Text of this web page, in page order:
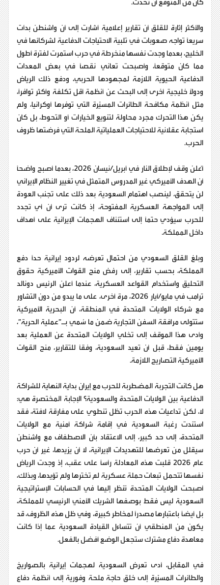
كان من المتوقع أن تحدث.
والأكثر إثارة للقلق أن تقارير إعلامية أشارت إلى أن واشنطن بدأت
سريعًا تواجه صعوبات في تلبية الاحتياجات الدفاعية لشركائها في
الخليج، بعدما وجدت نفسها منخرطة في حرب استمرت لفترة أطول
مما كان متوقعًا، وأصبحت تعاني نقصًا في بعض المعدات
الدفاعية الحيوية اللازمة لمجهودها الحربي، ودفع ذلك الرياض
ودولًا خليجية أخرى إلى البحث عن أنظمة أقل تكلفة وأكثر توافرًا،
مثل أنظمة مكافحة الطائرات المسيّرة التي توفرها أوكرانيا، ولم
يكن هذا التحرك مجرد محاولة لتنويع الخيارات أو التحوط، بل كان
استجابة عقلانية للاحتياجات العملياتية الملحة التي فرضتها ظروف
الحرب.
أُعلن وقف لإطلاق النار في أبريل/نيسان 2026، بعدما أصبح واضحًا
أن الهدف الأميركي غير المدروس المتمثل في تغيير النظام الإيراني
لن يتحقق، لينصب اهتمام السعودية بعد ذلك على تجنب العودة
إلى المواجهة العسكرية المفتوحة، إذ كانت ترى أن أي تجدد
للحرب سيؤدي حتمًا إلى استئناف الهجمات الإيرانية على أهداف
داخل المملكة.
وبلغ القلق السعودي من احتمال تعرضه لردود إيرانية حدًا دفع
المملكة، بحسب تقارير، إلى رفض منح القوات الأميركية حقوق
التحليق واستخدام القواعد العسكرية، عندما أعلن الرئيس دونالد
ترامب في مايو/أيار 2026، مرة أخرى، على ما يبدو من دون التشاور
مع شركاء الولايات المتحدة في المنطقة، أن البحرية الأميركية
ستتولى مرافقة السفن التجارية ضمن ما سُمي بـ”عملية الحرية”،
وأدى هذا الموقف إلى تخلي الولايات المتحدة عن العملية بعد
يومين فقط، قبل أن تعيد السعودية، وفقًا للتقارير، منح القوات
الأميركية التصاريح اللازمة.
هل كانت التجربة المضطربة للحرب مع إيران بداية النهاية للشراكة
الدفاعية بين الولايات المتحدة والسعودية؟ الإجابة المختصرة هي:
لا، لكن تداعيات هذه الحرب تظل تنطوي على مفارقة لافتة، فقد
استندت رغبة السعودية في إقامة شراكة أمنية مع الولايات
المتحدة، إلى حد كبير، إلى الاعتقاد بأن الاصطفاف مع واشنطن
سيقلل من تعرضها للتهديدات الإيرانية، لا أن يزيدها، غير أن حرب
عام 2026 قلبت هذه المعادلة رأسًا على عقب، إذ وجدت الرياض
نفسها تتحمل تبعات حملة عسكرية لم تخترها ولم تؤيدها، وبذلك،
أصبحت الولايات المتحدة تُنظر إليها في الحسابات الإستراتيجية
السعودية ليس فقط بوصفها الشريك الأمني الرئيسي للمملكة،
بل أيضًا باعتبارها مصدرًا لمخاطر كبيرة، وفي ظل هذه الظروف، قد
يكون من المنطقي أن تتساءل القيادة السعودية عما إذا كانت
معاهدة دفاع مشترك ستجعل الوضع أفضل بالفعل.
في المقابل، أدى تعرض السعودية لهجمات إيرانية بالصواريخ
والطائرات المسيّرة إلى خلق حاجة ملحة وفورية إلى أنظمة دفاع